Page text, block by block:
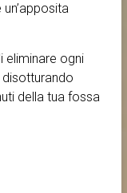
eliminare ogni
della tua fossa